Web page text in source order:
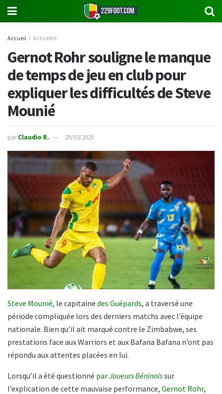
Accueil Actualité
Gernot Rohr souligne le manque
de temps de jeu en club pour
expliquer les difficultés de Steve
Mounié
par Claudio R. 29/03/2025
Steve Mounié, le capitaine des Guépards, a traversé une
période compliquée lors des derniers matchs avec l’équipe
nationale. Bien qu’il ait marqué contre le Zimbabwe, ses
prestations face aux Warriors et aux Bafana Bafana n’ont pas
répondu aux attentes placées en lui.
Lorsqu’il a été questionné parJoueurs Béninoissur
l’explication de cette mauvaise performance, Gernot Rohr,